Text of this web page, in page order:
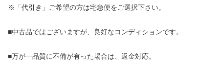
※「代引き」ご希望の方は宅急便をご選択下さい。
■中古品ではございますが、良好なコンディションです。
■万が一品質に不備が有った場合は、返金対応。